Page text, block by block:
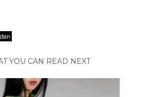
YOU CAN READ NEXT